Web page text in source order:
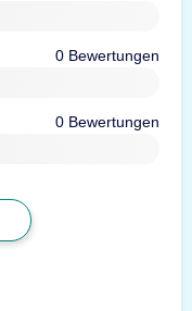
0 Bewertungen
0 Bewertungen